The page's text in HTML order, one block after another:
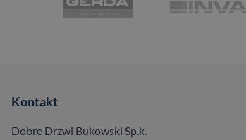
Kontakt
Dobre Drzwi Bukowski Sp.k.